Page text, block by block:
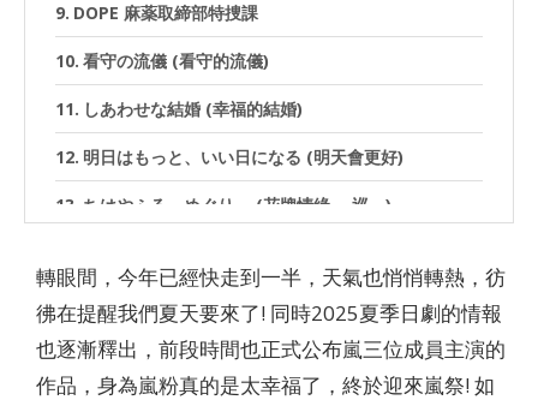
DOPE 麻薬取締部特捜課
看守の流儀 (看守的流儀)
しあわせな結婚 (幸福的結婚)
明日はもっと、いい日になる (明天會更好)
ちはやふる－めぐり－ (花牌情緣 －巡－)
辭典~)
殺した夫が帰ってきました (我殺死的丈夫回來了)
北くんがかわいすぎて手に余るので、3人でシェアす
轉眼間，今年已經快走到一半，天氣也悄悄轉熱，彷
彿在提醒我們夏天要來了! 同時2025夏季日劇的情報
也逐漸釋出，前段時間也正式公布嵐三位成員主演的
作品，身為嵐粉真的是太幸福了，終於迎來嵐祭! 如